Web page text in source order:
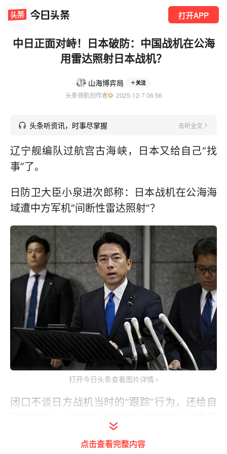
打开APP
中日正面对峙！日本破防：中国战机在公海
用雷达照射日本战机？
山海博弈局 关注
头条领航创作者
  2025-12-7 06:56
头条听资讯，时事尽掌握 去听全文
辽宁舰编队过航宫古海峡，日本又给自己“找
事”了。
日防卫大臣小泉进次郎称：日本战机在公海海
域遭中方军机“间断性雷达照射”？
打开今日头条查看图片详情
闭口不谈日方战机当时的“跟踪”行为，还给自
点击查看完整内容